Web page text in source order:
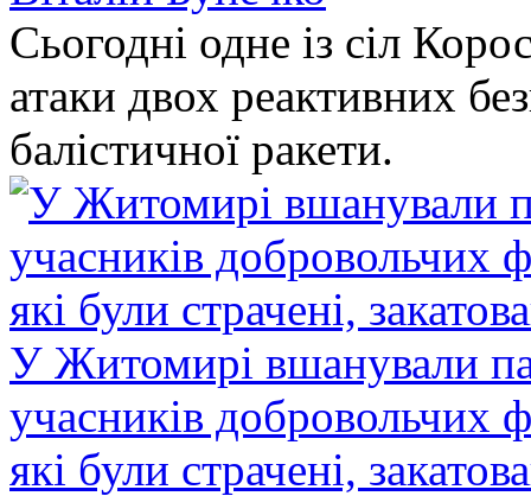
Сьогодні одне із сіл
атаки двох реактивних
балістичної ракети.
У Житомирі вшанували
учасників добровольчих
які були страчені,